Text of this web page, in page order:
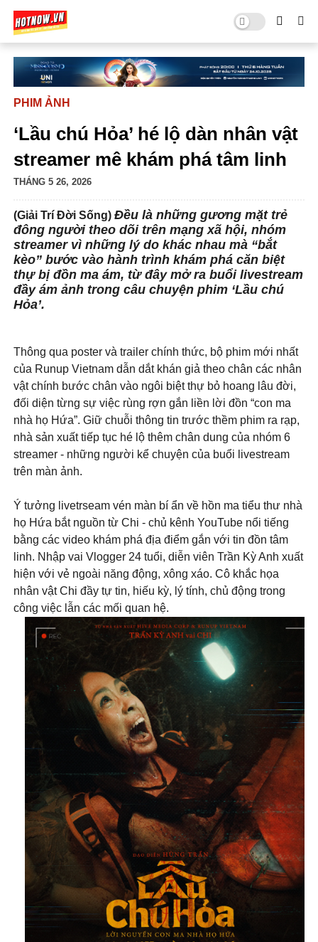
PHIM ẢNH
‘Lầu chú Hỏa’ hé lộ dàn nhân vật
streamer mê khám phá tâm linh
THÁNG 5 26, 2026
(Giải Trí Đời Sống)Đều là những gương mặt trẻ
đông người theo dõi trên mạng xã hội, nhóm
streamer vì những lý do khác nhau mà “bắt
kèo” bước vào hành trình khám phá căn biệt
thự bị đồn ma ám, từ đây mở ra buổi livestream
đầy ám ảnh trong câu chuyện phim ‘Lầu chú
Hỏa’.
Thông qua poster và trailer chính thức, bộ phim mới nhất
của Runup Vietnam dẫn dắt khán giả theo chân các nhân
vật chính bước chân vào ngôi biệt thự bỏ hoang lâu đời,
đối diện từng sự việc rùng rợn gắn liền lời đồn “con ma
nhà họ Hứa”. Giữ chuỗi thông tin trước thềm phim ra rạp,
nhà sản xuất tiếp tục hé lộ thêm chân dung của nhóm 6
streamer - những người kể chuyện của buổi livestream
trên màn ảnh.
Ý tưởng livetrseam vén màn bí ẩn về hồn ma tiểu thư nhà
họ Hứa bắt nguồn từ Chi - chủ kênh YouTube nổi tiếng
bằng các video khám phá địa điểm gắn với tin đồn tâm
linh. Nhập vai Vlogger 24 tuổi, diễn viên Trần Kỳ Anh xuất
hiện với vẻ ngoài năng động, xông xáo. Cô khắc họa
nhân vật Chi đầy tự tin, hiếu kỳ, lý tính, chủ động trong
công việc lẫn các mối quan hệ.